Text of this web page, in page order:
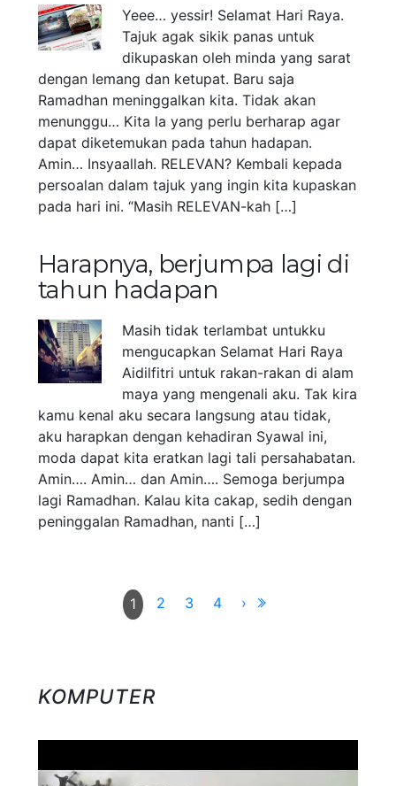
Yeee… yessir! Selamat Hari Raya.
Tajuk agak sikik panas untuk
dikupaskan oleh minda yang sarat
dengan lemang dan ketupat. Baru saja
Ramadhan meninggalkan kita. Tidak akan
menunggu… Kita la yang perlu berharap agar
dapat diketemukan pada tahun hadapan.
Amin… Insyaallah. RELEVAN? Kembali kepada
persoalan dalam tajuk yang ingin kita kupaskan
pada hari ini. “Masih RELEVAN-kah […]
Harapnya, berjumpa lagi di
tahun hadapan
Masih tidak terlambat untukku
mengucapkan Selamat Hari Raya
Aidilfitri untuk rakan-rakan di alam
maya yang mengenali aku. Tak kira
kamu kenal aku secara langsung atau tidak,
aku harapkan dengan kehadiran Syawal ini,
moda dapat kita eratkan lagi tali persahabatan.
Amin…. Amin… dan Amin…. Semoga berjumpa
lagi Ramadhan. Kalau kita cakap, sedih dengan
peninggalan Ramadhan, nanti […]
1 2 3 4 ›
KOMPUTER